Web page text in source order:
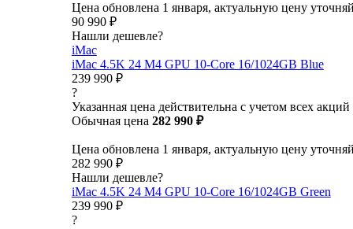
Цена обновлена 1 января, актуальную цену
90 990 ₽
Нашли дешевле?
iMac
iMac 4.5K 24 M4 GPU 10-Core 16/1024GB Blue
239 990 ₽
?
Указанная цена действительна с учетом всех акций
Обычная цена 282 990 ₽
Цена обновлена 1 января, актуальную цену
282 990 ₽
Нашли дешевле?
iMac 4.5K 24 M4 GPU 10-Core 16/1024GB Green
239 990 ₽
?